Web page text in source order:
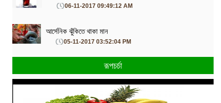
06-11-2017 09:49:12 AM
আর্সেনিক ঝুঁকিতে থাকা মান
05-11-2017 03:52:04 PM
রূপচর্চা